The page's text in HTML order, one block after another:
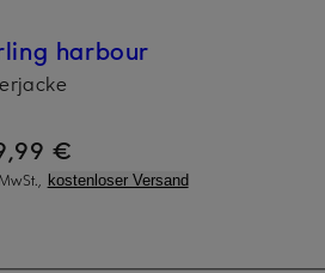
harbour
€
kostenloser Versand